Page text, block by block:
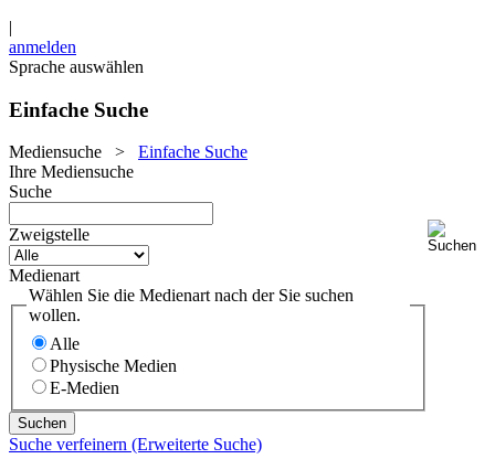
|
anmelden
Sprache auswählen
Einfache Suche
Mediensuche > Einfache Suche
Ihre Mediensuche
Suche
Zweigstelle
Medienart
Wählen Sie die Medienart nach der Sie suchen
wollen.
Alle
Physische Medien
E-Medien
Suche verfeinern (Erweiterte Suche)